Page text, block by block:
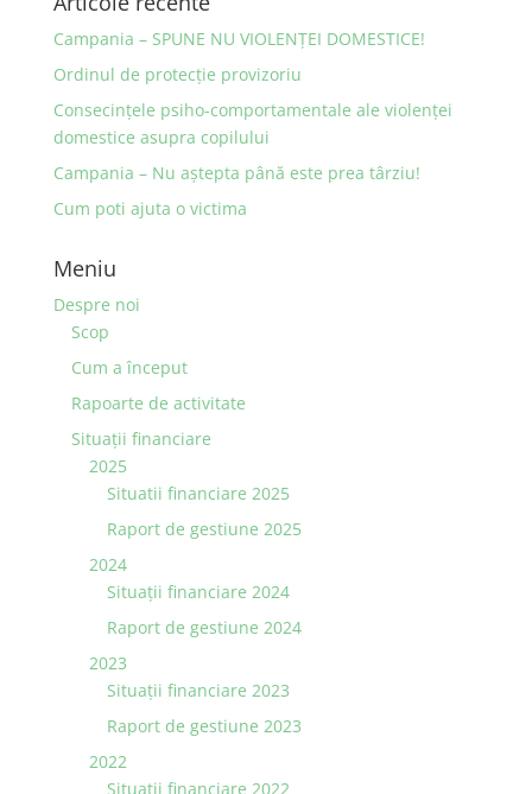
Campania – SPUNE NU VIOLENȚEI DOMESTICE!
Ordinul de protecţie provizoriu
Consecinţele psiho-comportamentale ale violenţei
domestice asupra copilului
Campania – Nu aştepta până este prea târziu!
Cum poti ajuta o victima
Meniu
Despre noi
Scop
Cum a început
Rapoarte de activitate
Situaţii financiare
2025
Situatii financiare 2025
Raport de gestiune 2025
2024
Situaţii financiare 2024
Raport de gestiune 2024
2023
Situaţii financiare 2023
Raport de gestiune 2023
2022
Situaţii financiare 2022